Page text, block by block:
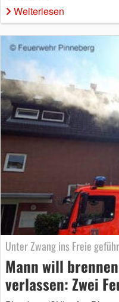
Weiterlesen
Unter Zwang ins Freie
Mann will
verlassen: Zwei